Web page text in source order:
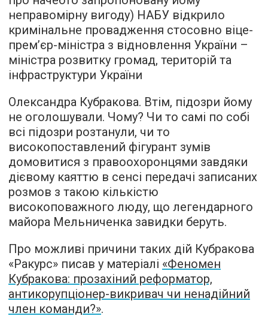
неправомірну вигоду) НАБУ відкрило
кримінальне провадження стосовно віце-
прем’єр-міністра з відновлення України –
міністра розвитку громад, територій та
інфраструктури України
Олександра Кубракова. Втім, підозри йому
не оголошували. Чому? Чи то самі по собі
всі підозри розтанули, чи то
високопоставлений фігурант зумів
домовитися з правоохоронцями завдяки
дієвому каяттю в сенсі передачі записаних
розмов з такою кількістю
високоповажного люду, що легендарного
майора Мельниченка завидки беруть.
Про можливі причини таких дій Кубракова
«Ракурс» писав у матеріалі «Феномен
Кубракова: прозахіний реформатор,
антикорупціонер-викривач чи ненадійний
член команди?».